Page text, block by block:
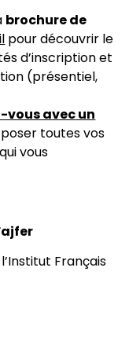
brochure de
pour découvrir le
d’inscription et
(présentiel,
vous avec un
toutes vos
vous
Français